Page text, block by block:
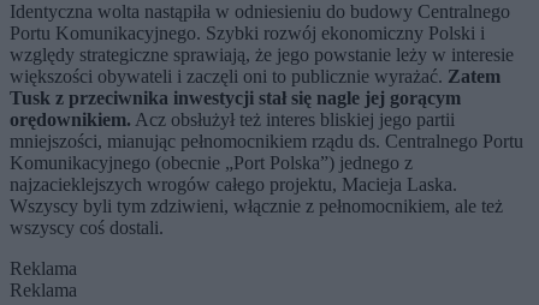
Identyczna wolta nastąpiła w odniesieniu do budowy Centralnego
Portu Komunikacyjnego. Szybki rozwój ekonomiczny Polski i
względy strategiczne sprawiają, że jego powstanie leży w interesie
większości obywateli i zaczęli oni to publicznie wyrażać. Zatem
Tusk z przeciwnika inwestycji stał się nagle jej gorącym
orędownikiem. Acz obsłużył też interes bliskiej jego partii
mniejszości, mianując pełnomocnikiem rządu ds. Centralnego Portu
Komunikacyjnego (obecnie „Port Polska”) jednego z
najzacieklejszych wrogów całego projektu, Macieja Laska.
Wszyscy byli tym zdziwieni, włącznie z pełnomocnikiem, ale też
wszyscy coś dostali.
Reklama
Reklama